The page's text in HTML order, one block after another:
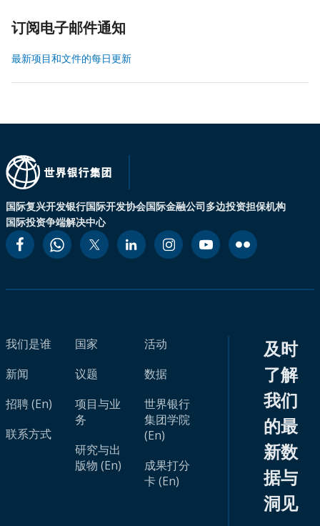
订阅电子邮件通知
最新项目和文件的每日更新
国际复兴开发银行国际开发协会国际金融公司多边投资担保机构
国际投资争端解决中心
我们是谁
新闻
招聘 (En)
联系方式
国家
议题
项目与业
务
研究与出
版物 (En)
活动
数据
世界银行
集团学院
(En)
成果打分
卡 (En)
及时
了解
我们
的最
新数
据与
洞见